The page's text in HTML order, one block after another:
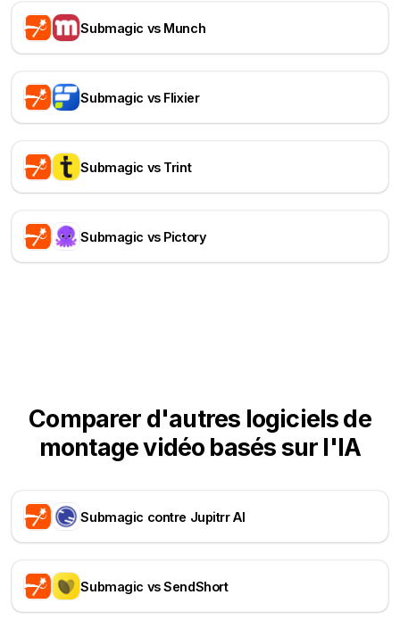
Submagic vs Munch
Submagic vs Flixier
Submagic vs Trint
Submagic vs Pictory
Comparer d'autres logiciels de
montage vidéo basés sur l'IA
Submagic contre Jupitrr AI
Submagic vs SendShort